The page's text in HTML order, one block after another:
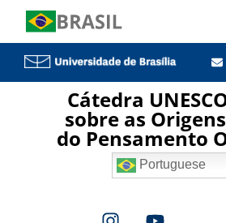
Cátedra
sobre as
do Pensamento
Portuguese